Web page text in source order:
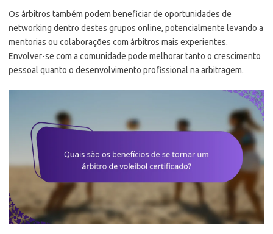
Os árbitros também podem beneficiar de oportunidades de
networking dentro destes grupos online, potencialmente levando a
mentorias ou colaborações com árbitros mais experientes.
Envolver-se com a comunidade pode melhorar tanto o crescimento
pessoal quanto o desenvolvimento profissional na arbitragem.